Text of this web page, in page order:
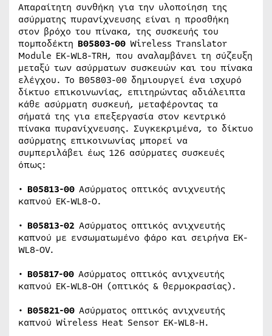
Απαραίτητη συνθήκη για την υλοποίηση της
ασύρματης πυρανίχνευσης είναι η προσθήκη
στον βρόχο του πίνακα, της συσκευής του
πομποδέκτη B05803-00 Wireless Translator
Module EK-WL8-TRH, που αναλαμβάνει τη σύζευξη
μεταξύ των ασύρματων συσκευών και του πίνακα
ελέγχου. Το B05803-00 δημιουργεί ένα ισχυρό
δίκτυο επικοινωνίας, επιτηρώντας αδιάλειπτα
κάθε ασύρματη συσκευή, μεταφέροντας τα
σήματά της για επεξεργασία στον κεντρικό
πίνακα πυρανίχνευσης. Συγκεκριμένα, το δίκτυο
ασύρματης επικοινωνίας μπορεί να
συμπεριλάβει έως 126 ασύρματες συσκευές
όπως:
• B05813-00 Ασύρματος οπτικός ανιχνευτής
καπνού EK-WL8-O.
• B05813-02 Ασύρματος οπτικός ανιχνευτής
καπνού με ενσωματωμένο φάρο και σειρήνα EK-
WL8-OV.
• B05817-00 Ασύρματος οπτικός ανιχνευτής
καπνού EK-WL8-OH (οπτικός & θερμοκρασίας).
• B05821-00 Ασύρματος οπτικός ανιχνευτής
καπνού Wireless Heat Sensor EK-WL8-H.